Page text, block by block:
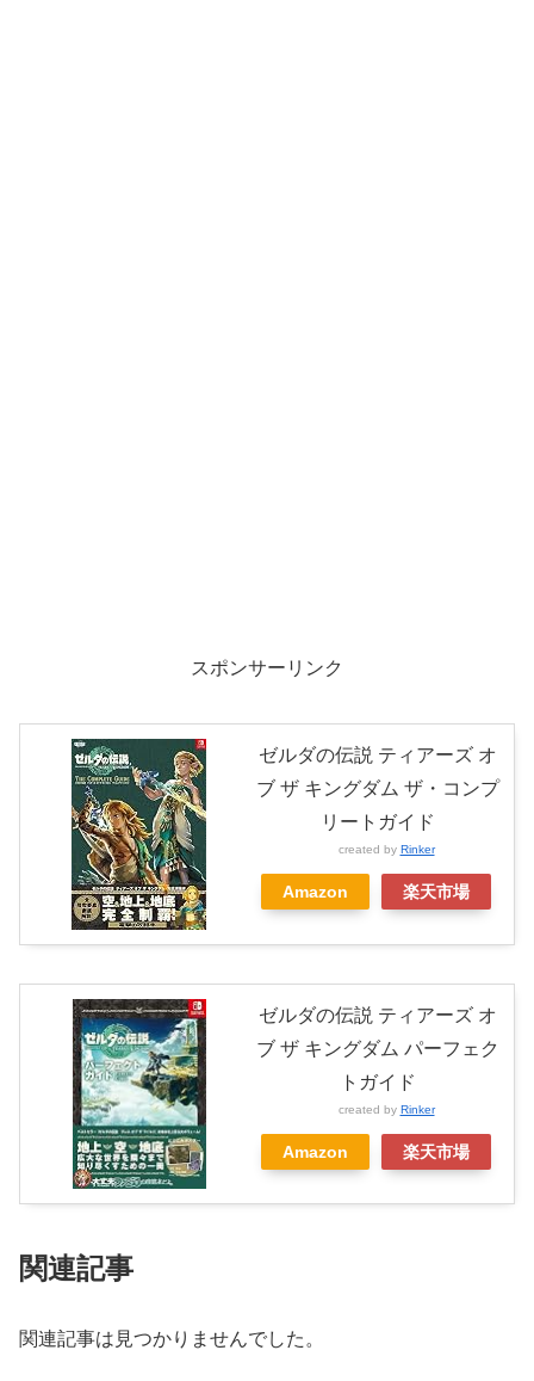
スポンサーリンク
ゼルダの伝説 ティアーズ オ
ブ ザ キングダム ザ・コンプ
リートガイド
created by Rinker
Amazon 楽天市場
ゼルダの伝説 ティアーズ オ
ブ ザ キングダム パーフェク
トガイド
created by Rinker
Amazon 楽天市場
関連記事
関連記事は見つかりませんでした。